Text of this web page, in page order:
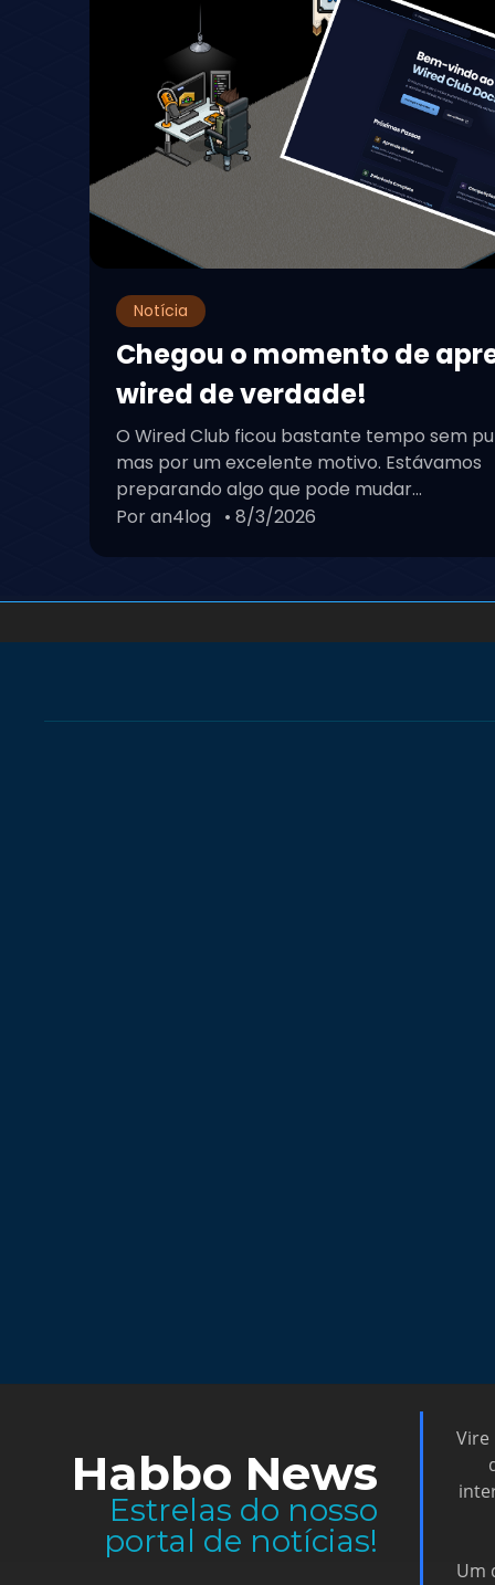
Notícia
Chegou o momento de
wired de verdade!
O Wired Club ficou bastante tempo sem
mas por um excelente motivo. Estávamos
preparando algo que pode mudar...
Por an4log • 8/3/2026
Habbo News
Estrelas do nosso
portal de notícias!
Vire
Um